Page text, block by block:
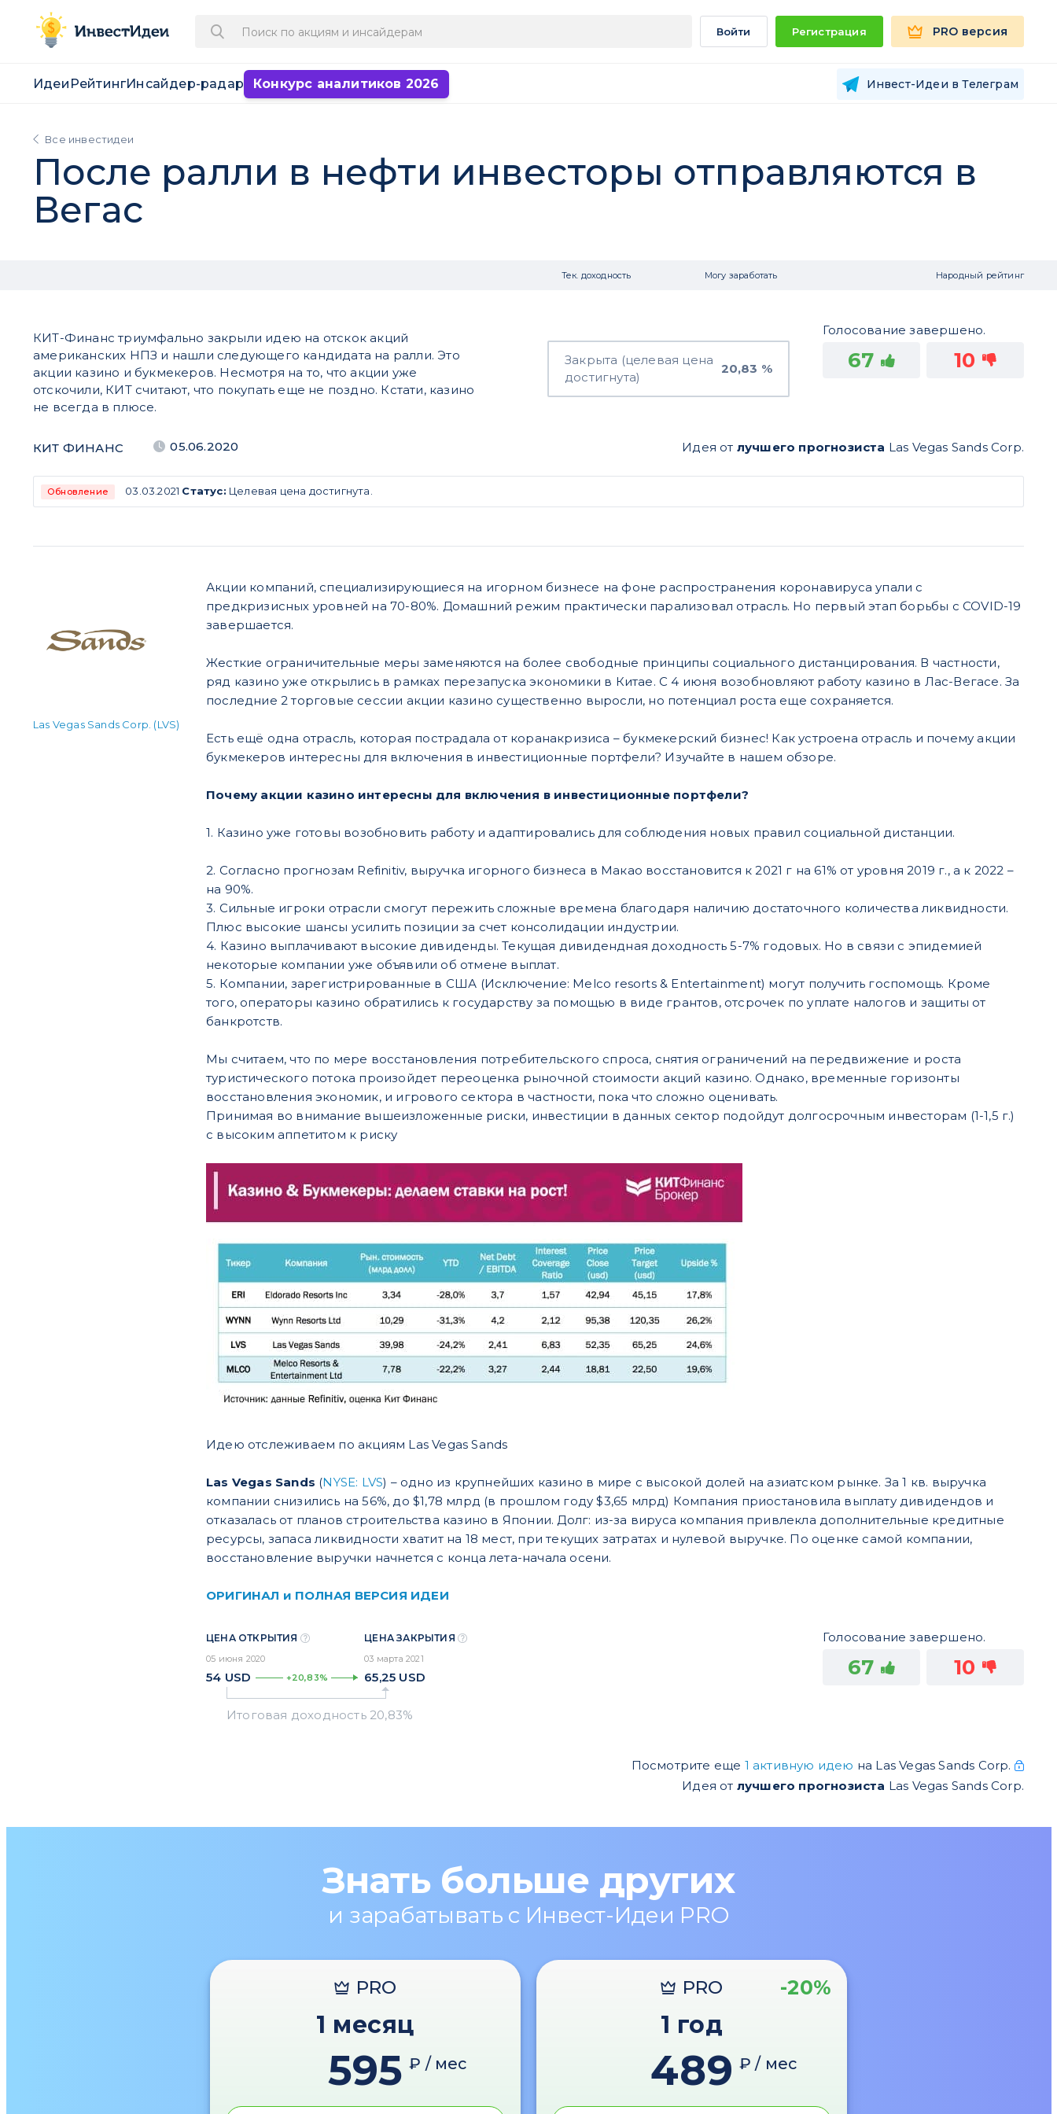
Войти Регистрация PRO версия
Идеи РейтингИнсайдер-радар Конкурс аналитиков 2026 Инвест-Идеи в Телеграм
Все инвестидеи
После ралли в нефти инвесторы отправляются в
Вегас
Тек. доходность Могу заработать Народный рейтинг
КИТ-Финанс триумфально закрыли идею на отскок акций
американских НПЗ и нашли следующего кандидата на ралли. Это
акции казино и букмекеров. Несмотря на то, что акции уже
отскочили, КИТ считают, что покупать еще не поздно. Кстати, казино
не всегда в плюсе.
Закрыта (целевая цена
достигнута)
20,83 %
Голосование завершено.
67 10
КИТ ФИНАНС 05.06.2020 Идея от лучшего прогнозиста Las Vegas Sands Corp.
Обновление 03.03.2021 Статус: Целевая цена достигнута.
Las Vegas Sands Corp. (LVS)
Акции компаний, специализирующиеся на игорном бизнесе на фоне распространения коронавируса упали с
предкризисных уровней на 70-80%. Домашний режим практически парализовал отрасль. Но первый этап борьбы с COVID-19
завершается.
Жесткие ограничительные меры заменяются на более свободные принципы социального дистанцирования. В частности,
ряд казино уже открылись в рамках перезапуска экономики в Китае. С 4 июня возобновляют работу казино в Лас-Вегасе. За
последние 2 торговые сессии акции казино существенно выросли, но потенциал роста еще сохраняется.
Есть ещё одна отрасль, которая пострадала от коранакризиса – букмекерский бизнес! Как устроена отрасль и почему акции
букмекеров интересны для включения в инвестиционные портфели? Изучайте в нашем обзоре.
Почему акции казино интересны для включения в инвестиционные портфели?
1. Казино уже готовы возобновить работу и адаптировались для соблюдения новых правил социальной дистанции.
2. Согласно прогнозам Refinitiv, выручка игорного бизнеса в Макао восстановится к 2021 г на 61% от уровня 2019 г., а к 2022 –
на 90%.
3. Сильные игроки отрасли смогут пережить сложные времена благодаря наличию достаточного количества ликвидности.
Плюс высокие шансы усилить позиции за счет консолидации индустрии.
4. Казино выплачивают высокие дивиденды. Текущая дивидендная доходность 5-7% годовых. Но в связи с эпидемией
некоторые компании уже объявили об отмене выплат.
5. Компании, зарегистрированные в США (Исключение: Melco resorts & Entertainment) могут получить госпомощь. Кроме
того, операторы казино обратились к государству за помощью в виде грантов, отсрочек по уплате налогов и защиты от
банкротств.
Мы считаем, что по мере восстановления потребительского спроса, снятия ограничений на передвижение и роста
туристического потока произойдет переоценка рыночной стоимости акций казино. Однако, временные горизонты
восстановления экономик, и игрового сектора в частности, пока что сложно оценивать.
Принимая во внимание вышеизложенные риски, инвестиции в данных сектор подойдут долгосрочным инвесторам (1-1,5 г.)
с высоким аппетитом к риску
Идею отслеживаем по акциям Las Vegas Sands
Las Vegas Sands (NYSE: LVS) – одно из крупнейших казино в мире с высокой долей на азиатском рынке. За 1 кв. выручка
компании снизились на 56%, до $1,78 млрд (в прошлом году $3,65 млрд) Компания приостановила выплату дивидендов и
отказалась от планов строительства казино в Японии. Долг: из-за вируса компания привлекла дополнительные кредитные
ресурсы, запаса ликвидности хватит на 18 мест, при текущих затратах и нулевой выручке. По оценке самой компании,
восстановление выручки начнется с конца лета-начала осени.
ОРИГИНАЛ и ПОЛНАЯ ВЕРСИЯ ИДЕИ
ЦЕНА ОТКРЫТИЯ
05 июня 2020
54 USD +20,83%
ЦЕНА ЗАКРЫТИЯ
03 марта 2021
65,25 USD
Голосование завершено.
67 10
Посмотрите еще 1 активную идею на Las Vegas Sands Corp.
Идея от лучшего прогнозиста Las Vegas Sands Corp.
Знать больше других
и зарабатывать с Инвест-Идеи PRO
PRO
1 месяц
595 ₽ / мес
PRO -20%
1 год
489 ₽ / мес